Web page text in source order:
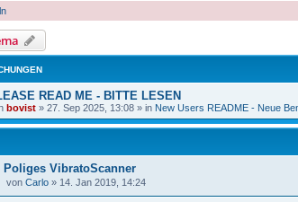
READ ME - BITTE LESEN
bovist » 27. Sep 2025, 13:08 » in New Users README - Neue
Poliges VibratoScanner
von Carlo » 14. Jan 2019, 14:24